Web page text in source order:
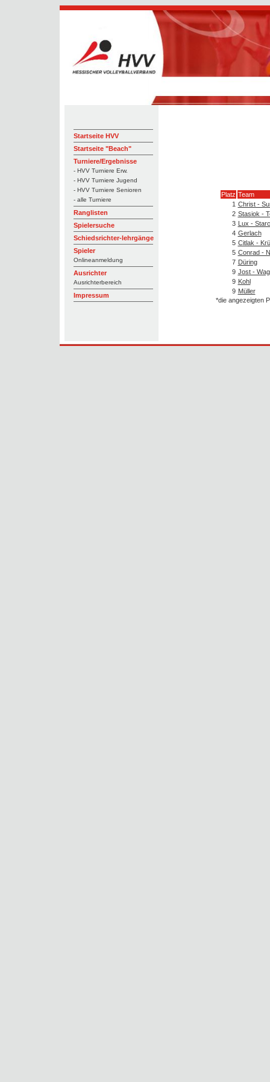
Startseite HVV
Startseite "Beach"
Turniere/Ergebnisse
- HVV Turniere Erw.
- HVV Turniere Jugend
- HVV Turniere Senioren
- alle Turniere
Ranglisten
Spielersuche
Schiedsrichter-lehrgänge
Spieler
Onlineanmeldung
Ausrichter
Ausrichterbereich
Impressum
Platz Team
1 Christ -
2 Stasiok -
3 Lux -
4 Gerlach
5 Citlak -
5 Conrad -
7 Düring
9 Jost -
9 Kohl
9 Müller
*die angezeigten